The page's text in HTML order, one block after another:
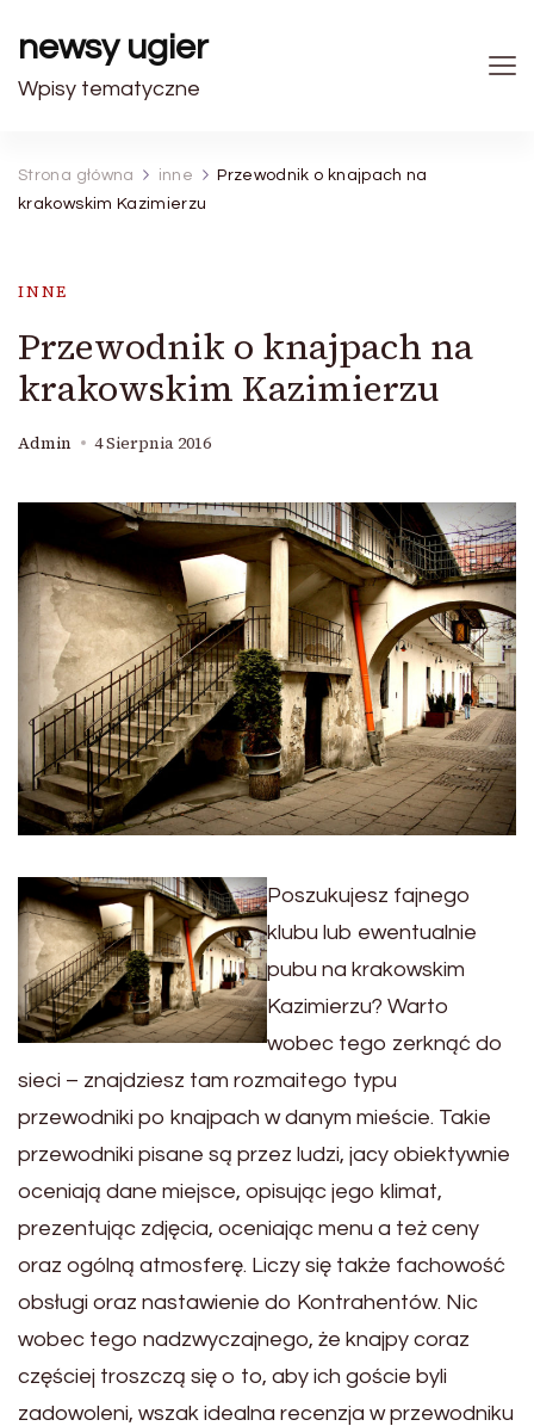
newsy ugier
Wpisy tematyczne
Strona główna inne
Przewodnik o knajpach na
krakowskim Kazimierzu
INNE
Przewodnik o knajpach na
krakowskim Kazimierzu
Admin 4 Sierpnia 2016
Poszukujesz fajnego
klubu lub ewentualnie
pubu na krakowskim
Kazimierzu? Warto
wobec tego zerknąć do
sieci – znajdziesz tam rozmaitego typu
przewodniki po knajpach w danym mieście. Takie
przewodniki pisane są przez ludzi, jacy obiektywnie
oceniają dane miejsce, opisując jego klimat,
prezentując zdjęcia, oceniając menu a też ceny
oraz ogólną atmosferę. Liczy się także fachowość
obsługi oraz nastawienie do Kontrahentów. Nic
wobec tego nadzwyczajnego, że knajpy coraz
częściej troszczą się o to, aby ich goście byli
zadowoleni, wszak idealna recenzja w przewodniku